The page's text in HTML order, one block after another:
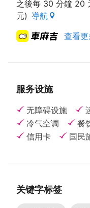
之後每 30 分鐘 20
元) 導航
查看
服务设施
无障碍设施
冷气空调
餐
信用卡
国民
关键字标签